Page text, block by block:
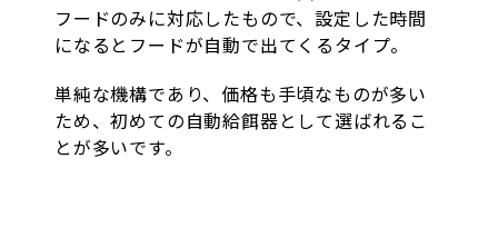
フードのみに対応したもので、設定した時間
になるとフードが自動で出てくるタイプ。
単純な機構であり、価格も手頃なものが多い
ため、初めての自動給餌器として選ばれるこ
とが多いです。